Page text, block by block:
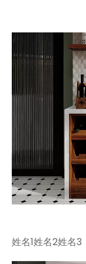
姓名1姓名2姓名3